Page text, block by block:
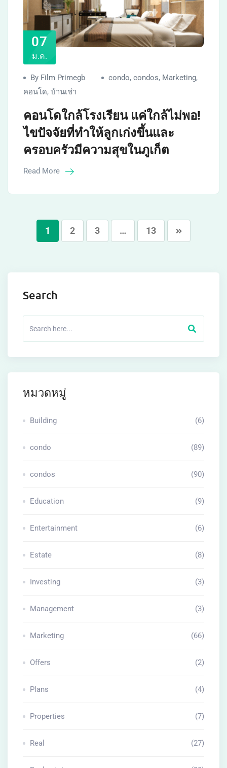
07
ม.ค.
By Film Primegb condo, condos, Marketing,
คอนโด, บ้านเช่า
คอนโดใกล้โรงเรียน แค่ใกล้ไม่พอ!
ไขปัจจัยที่ทำให้ลูกเก่งขึ้นและ
ครอบครัวมีความสุขในภูเก็ต
Read More
1 2 3 … 13
Search
หมวดหมู่
Building (6)
condo (89)
condos (90)
Education (9)
Entertainment (6)
Estate (8)
Investing (3)
Management (3)
Marketing (66)
Offers (2)
Plans (4)
Properties (7)
Real (27)